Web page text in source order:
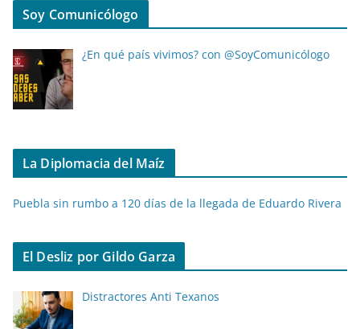
Soy Comunicólogo
¿En qué país vivimos? con @SoyComunicólogo
La Diplomacia del Maíz
Puebla sin rumbo a 120 días de la llegada de Eduardo Rivera
El Desliz por Gildo Garza
Distractores Anti Texanos